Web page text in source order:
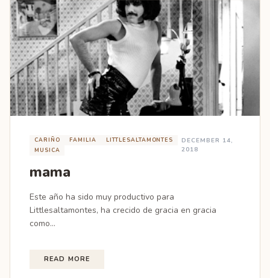
CARIÑO FAMILIA
LITTLESALTAMONTES
MUSICA
DECEMBER 14,
2018
mama
Este año ha sido muy productivo para
Littlesaltamontes, ha crecido de gracia en gracia
como...
READ MORE